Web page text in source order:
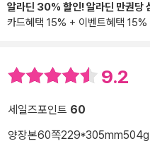
알라딘 30% 할인! 알라딘 만권당
카드혜택 15% + 이벤트혜택
9.2
세일즈포인트 60
양장본60쪽229*305mm504g